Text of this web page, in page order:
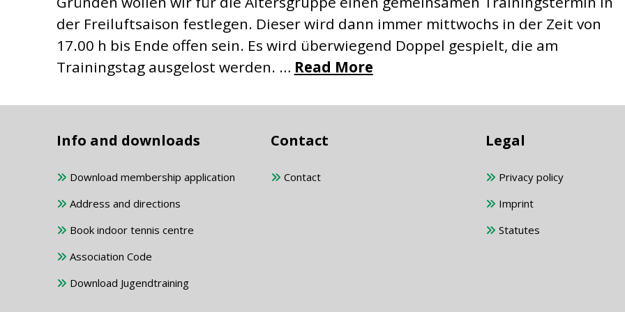
der Freiluftsaison festlegen. Dieser wird dann immer mittwochs in der Zeit von
17.00 h bis Ende offen sein. Es wird überwiegend Doppel gespielt, die am
Trainingstag ausgelost werden. … Read More
Info and downloads
Download membership application
Address and directions
Book indoor tennis centre
Association Code
Download Jugendtraining
Contact
Contact
Legal
Privacy policy
Imprint
Statutes